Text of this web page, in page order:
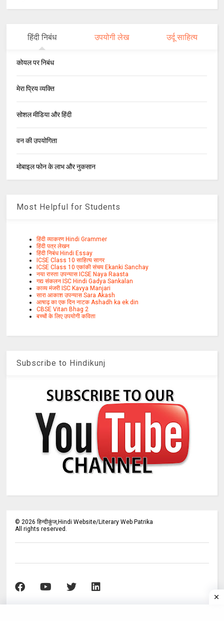
हिंदी निबंध उपयोगी लेख उर्दू साहित्य
कोयल पर निबंध
मेरा प्रिय व्यक्ति
सोशल मीडिया और हिंदी
वन की उपयोगिता
मोबाइल फोन के लाभ और नुकसान
Most Helpful for Students
हिंदी व्याकरण Hindi Grammer
हिंदी पत्र लेखन
हिंदी निबंध Hindi Essay
ICSE Class 10 साहित्य सागर
ICSE Class 10 एकांकी संचय Ekanki Sanchay
नया रास्ता उपन्यास ICSE Naya Raasta
गद्य संकलन ISC Hindi Gadya Sankalan
काव्य मंजरी ISC Kavya Manjari
सारा आकाश उपन्यास Sara Akash
आषाढ़ का एक दिन नाटक Ashadh ka ek din
CBSE Vitan Bhag 2
बच्चों के लिए उपयोगी कविता
Subscribe to Hindikunj
©2026 हिन्दीकुंज,Hindi Website/Literary Web Patrika
All rights reserved.